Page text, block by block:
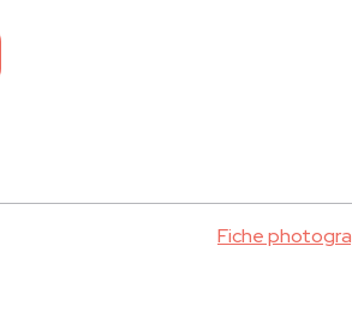
Fiche